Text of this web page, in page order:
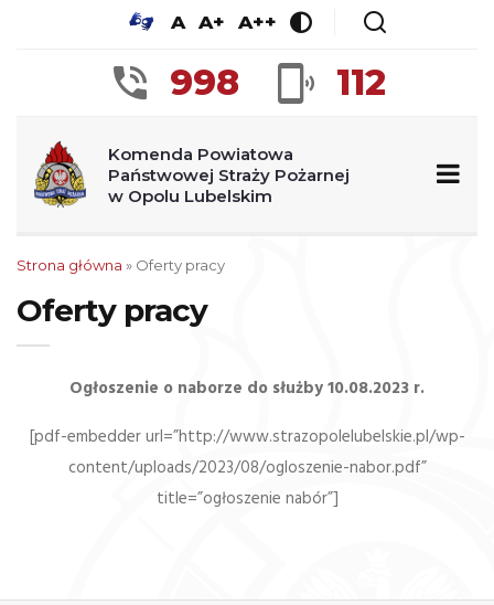
A A+ A++
998 112
Komenda Powiatowa
Państwowej Straży Pożarnej
w Opolu Lubelskim
Strona główna » Oferty pracy
Oferty pracy
Ogłoszenie o naborze do służby 10.08.2023 r.
[pdf-embedder url=”http://www.strazopolelubelskie.pl/wp-
content/uploads/2023/08/ogloszenie-nabor.pdf”
title=”ogłoszenie nabór”]